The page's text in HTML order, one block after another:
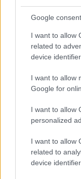
Google
I want to allow
related to
device
I want to allow
Google for
I want to allow
personalized
I want to allow
related to
device
Megtartotta
Sándor Színház.